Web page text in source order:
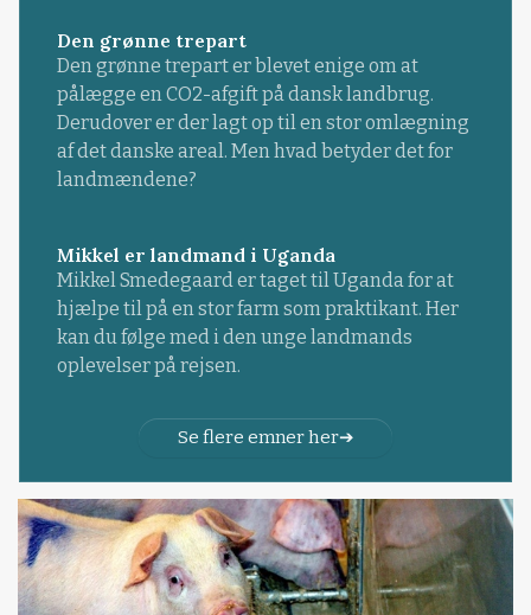
Den grønne trepart
Den grønne trepart er blevet enige om at
pålægge en CO2-afgift på dansk landbrug.
Derudover er der lagt op til en stor omlægning
af det danske areal. Men hvad betyder det for
landmændene?
Mikkel er landmand i Uganda
Mikkel Smedegaard er taget til Uganda for at
hjælpe til på en stor farm som praktikant. Her
kan du følge med i den unge landmands
oplevelser på rejsen.
Se flere emner her